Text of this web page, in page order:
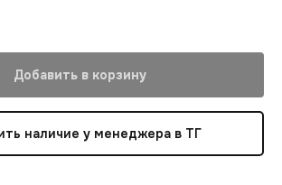
Добавить в корзину
наличие у менеджера в ТГ